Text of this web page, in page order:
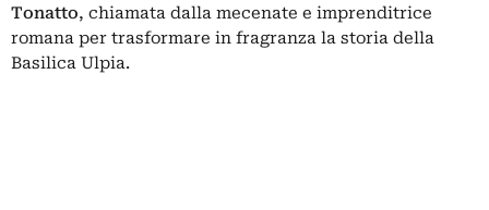
Tonatto, chiamata dalla mecenate e imprenditrice
romana per trasformare in fragranza la storia della
Basilica Ulpia.